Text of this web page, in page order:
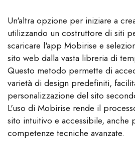
Un'altra opzione per iniziare a
utilizzando un costruttore di siti
scaricare l'app Mobirise e
sito web dalla vasta libreria di
Questo metodo permette di
varietà di design predefiniti,
personalizzazione del sito
L'uso di Mobirise rende il
sito intuitivo e accessibile, anche
competenze tecniche avanzate.